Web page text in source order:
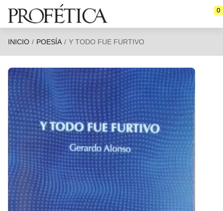
Saltar al contenido principal
0
INICIO POESÍA Y TODO FUE FURTIVO